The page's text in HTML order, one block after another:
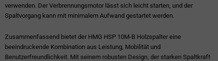
verwenden. Der Verbrennungsmotor lässt sich leicht starten, und der
Spaltvorgang kann mit minimalem Aufwand gestartet werden.
Zusammenfassend bietet der HMG HSP 10M-B Holzspalter eine
beeindruckende Kombination aus Leistung, Mobilität und
Benutzerfreundlichkeit. Mit seinem robusten Design, der starken Spaltkraft